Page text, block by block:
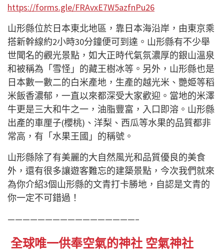
https://forms.gle/FRAvxE7W5azfnPu26
山形縣位於日本東北地區，靠日本海沿岸，由東京乘
搭新幹線約2小時30分鐘便可到達。山形縣有不少舉
世聞名的觀光景點，如大正時代氣氛濃厚的銀山溫泉
和被稱為「雪怪」的藏王樹冰等。另外，山形縣也是
日本數一數二的白米產地，生產的越光米、艷姫等稻
米飯香濃郁，一直以來都深受大家歡迎。 當地的米澤
牛更是三大和牛之一，油脂豐富，入口即溶。 山形縣
出產的車厘子(櫻桃) 、洋梨、西瓜等水果的品質都非
常高，有「水果王國」的稱號。
山形縣除了有美麗的大自然風光和品質優良的美食
外 ，還有很多讓遊客難忘的建築景點，今次我們就來
為你介紹3個山形縣的文青打卡勝地，自認是文青的
你一定不可錯過！
—————————————————–
全球唯一供奉空氣的神社 空氣神社